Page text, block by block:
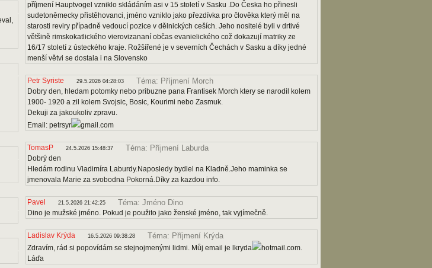
příjmení Hauptvogel vzniklo skládáním asi v 15 století v Sasku .Do Česka ho přinesli
sudetoněmecky přistěhovanci, jméno vzniklo jako přezdívka pro člověka který měl na
starosti reviry případně vedoucí pozice v dělnických ceších. Jeho nositelé byli v drtivé
většině rimskokatlického vierovizananí občas evanielického což dokazují matriky ze
16/17 století z ústeckého kraje. Rožšířené je v severních Čechách v Sasku a díky jedné
menší větvi se dostala i na Slovensko
Petr Syriste 29.5.2026 04:28:03 Téma: Příjmení Morch
Dobry den, hledam potomky nebo pribuzne pana Frantisek Morch ktery se narodil kolem
1900- 1920 a zil kolem Svojsic, Bosic, Kourimi nebo Zasmuk.
Dekuji za jakoukoliv zpravu.
Email: petrsyr
gmail.com
TomasP 24.5.2026 15:48:37 Téma: Příjmení Laburda
Dobrý den
Hledám rodinu Vladimíra Laburdy.Naposledy bydlel na Kladně.Jeho maminka se
jmenovala Marie za svobodna Pokorná.Díky za kazdou info.
Pavel 21.5.2026 21:42:25 Téma: Jméno Dino
Dino je mužské jméno. Pokud je použito jako ženské jméno, tak vyjímečně.
Ladislav Krýda 16.5.2026 09:38:28 Téma: Příjmení Krýda
Zdravím, rád si popovídám se stejnojmenými lidmi. Můj email je lkryda
hotmail.com.
Láďa